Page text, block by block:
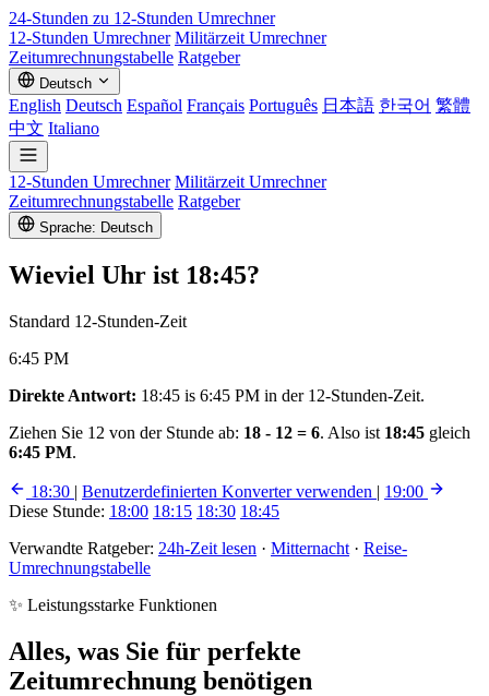
24-Stunden zu 12-Stunden Umrechner
12-Stunden Umrechner Militärzeit Umrechner
Zeitumrechnungstabelle Ratgeber
Deutsch
English Deutsch Español Français Português 日本語 한국어 繁體
中文 Italiano
12-Stunden Umrechner Militärzeit Umrechner
Zeitumrechnungstabelle Ratgeber
Sprache: Deutsch
Wieviel Uhr ist 18:45?
Standard 12-Stunden-Zeit
6:45 PM
Direkte Antwort: 18:45 is 6:45 PM in der 12-Stunden-Zeit.
Ziehen Sie 12 von der Stunde ab: 18 - 12 = 6. Also ist 18:45 gleich
6:45 PM.
18:30 | Benutzerdefinierten Konverter verwenden | 19:00
Diese Stunde: 18:00 18:15 18:30 18:45
Verwandte Ratgeber: 24h-Zeit lesen · Mitternacht · Reise-
Umrechnungstabelle
✨ Leistungsstarke Funktionen
Alles, was Sie für perfekte
Zeitumrechnung benötigen